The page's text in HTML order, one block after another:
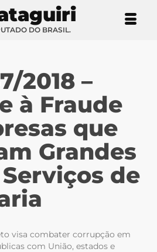
DO BRASIL.
2018 –
à Fraude
que
Grandes
de
visa combater corrupção em
com União, estados e